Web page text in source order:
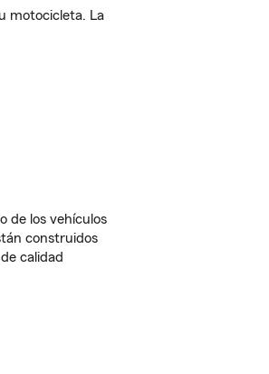
motocicleta. La
de los vehículos
construidos
calidad